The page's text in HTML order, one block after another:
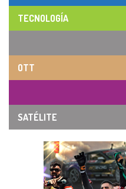
TECNOLOGÍA
OTT
SATÉLITE